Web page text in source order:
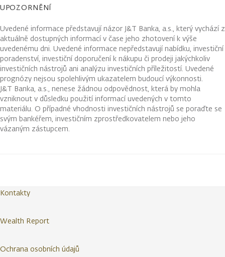
UPOZORNĚNÍ
Uvedené informace představují názor J&T Banka, a.s., který vychází z
aktuálně dostupných informací v čase jeho zhotovení k výše
uvedenému dni. Uvedené informace nepředstavují nabídku, investiční
poradenství, investiční doporučení k nákupu či prodeji jakýchkoliv
investičních nástrojů ani analýzu investičních příležitostí. Uvedené
prognózy nejsou spolehlivým ukazatelem budoucí výkonnosti.
J&T Banka, a.s., nenese žádnou odpovědnost, která by mohla
vzniknout v důsledku použití informací uvedených v tomto
materiálu. O případné vhodnosti investičních nástrojů se poraďte se
svým bankéřem, investičním zprostředkovatelem nebo jeho
vázaným zástupcem.
Kontakty
Wealth Report
Ochrana osobních údajů